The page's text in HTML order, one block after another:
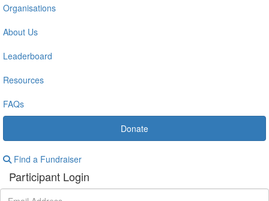
Organisations
About Us
Leaderboard
Resources
FAQs
Donate
Find a Fundraiser
Participant Login